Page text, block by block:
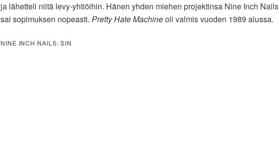
ja lähetteli niitä levy-yhtiöihin. Hänen yhden miehen projektinsa Nine Inch Nails
sai sopimuksen nopeasti. Pretty Hate Machineoli valmis vuoden 1989 alussa.
NINE INCH NAILS: SIN